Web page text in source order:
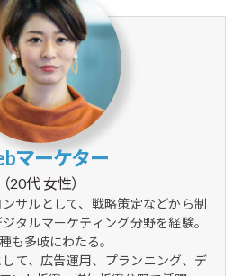
マーケター
（20代 女性）
サルとして、戦略策定などから制
タルマーケティング分野を経験。
も多岐にわたる。
て、広告運用、プランニング、デ